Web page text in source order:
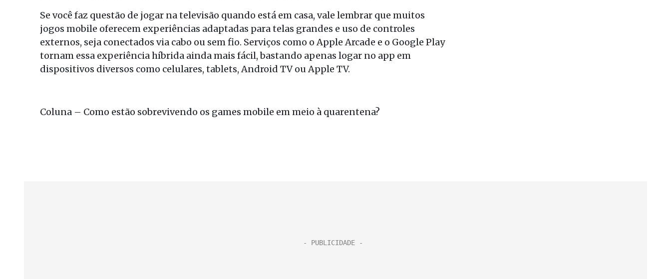
Se você faz questão de jogar na televisão quando está em casa, vale lembrar que muitos
jogos mobile oferecem experiências adaptadas para telas grandes e uso de controles
externos, seja conectados via cabo ou sem fio. Serviços como o Apple Arcade e o Google Play
tornam essa experiência híbrida ainda mais fácil, bastando apenas logar no app em
dispositivos diversos como celulares, tablets, Android TV ou Apple TV.
Coluna – Como estão sobrevivendo os games mobile em meio à quarentena?